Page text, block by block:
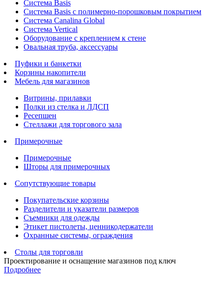
Система Basis
Система Basis с полимерно-порошковым покрытием
Система Canalina Global
Система Vertical
Оборудование с креплением к стене
Овальная труба, аксессуары
Пуфики и банкетки
Корзины накопители
Мебель для магазинов
Витрины, прилавки
Полки из стелка и ЛДСП
Ресепшен
Стеллажи для торгового зала
Примерочные
Примерочные
Шторы для примерочных
Сопутствующие товары
Покупательские корзины
Разделители и указатели размеров
Съемники для одежды
Этикет пистолеты, ценникодержатели
Охранные системы, ограждения
Столы для торговли
Проектирование и оснащение магазинов под ключ
Подробнее